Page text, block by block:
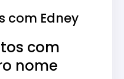
com Edney
com
nome